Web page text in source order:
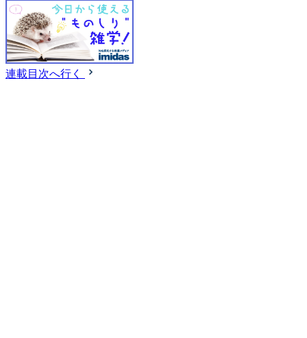
連載目次へ行く